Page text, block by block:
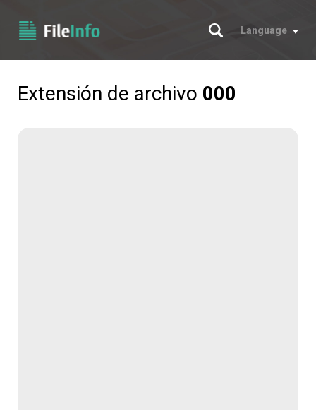
Buscar
Language
Extensión de archivo 000